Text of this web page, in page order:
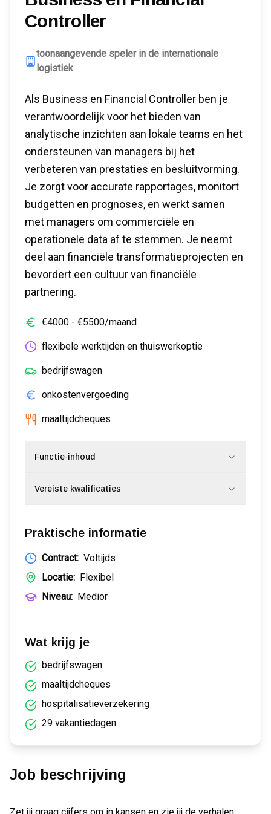
Controller
toonaangevende speler in de internationale
logistiek
Als Business en Financial Controller ben je
verantwoordelijk voor het bieden van
analytische inzichten aan lokale teams en het
ondersteunen van managers bij het
verbeteren van prestaties en besluitvorming.
Je zorgt voor accurate rapportages, monitort
budgetten en prognoses, en werkt samen
met managers om commerciële en
operationele data af te stemmen. Je neemt
deel aan financiële transformatieprojecten en
bevordert een cultuur van financiële
partnering.
€4000 - €5500/maand
flexibele werktijden en thuiswerkoptie
bedrijfswagen
onkostenvergoeding
maaltijdcheques
Functie-inhoud
Vereiste kwalificaties
Praktische informatie
Contract: Voltijds
Locatie: Flexibel
Niveau: Medior
Wat krijg je
bedrijfswagen
maaltijdcheques
hospitalisatieverzekering
29 vakantiedagen
Job beschrijving